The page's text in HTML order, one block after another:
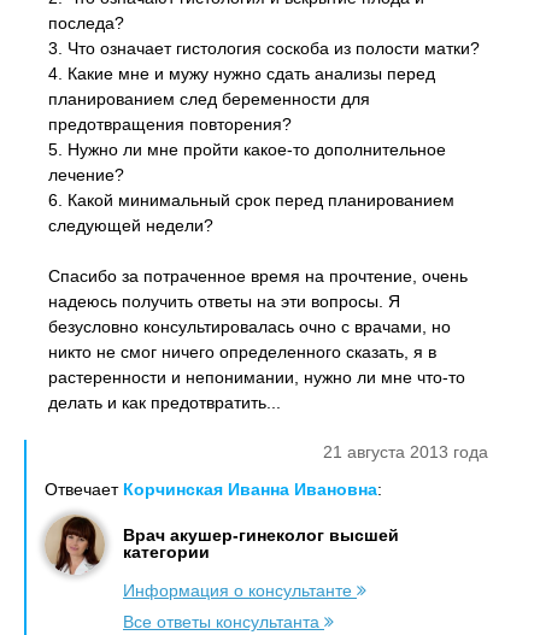
последа?
3. Что означает гистология соскоба из полости матки?
4. Какие мне и мужу нужно сдать анализы перед
планированием след беременности для
предотвращения повторения?
5. Нужно ли мне пройти какое-то дополнительное
лечение?
6. Какой минимальный срок перед планированием
следующей недели?
Спасибо за потраченное время на прочтение, очень
надеюсь получить ответы на эти вопросы. Я
безусловно консультировалась очно с врачами, но
никто не смог ничего определенного сказать, я в
растеренности и непонимании, нужно ли мне что-то
делать и как предотвратить...
21 августа 2013 года
Отвечает Корчинская Иванна Ивановна:
Врач акушер-гинеколог высшей
категории
Информация о консультанте
Все ответы консультанта